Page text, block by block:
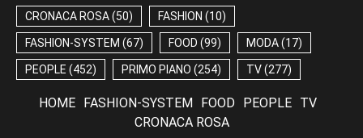
CRONACA ROSA(50) FASHION (10)
FASHION-SYSTEM (67) FOOD (99) MODA(17)
PEOPLE (452) PRIMO PIANO (254) TV(277)
HOME FASHION-SYSTEM FOOD PEOPLE
TV
CRONACA ROSA